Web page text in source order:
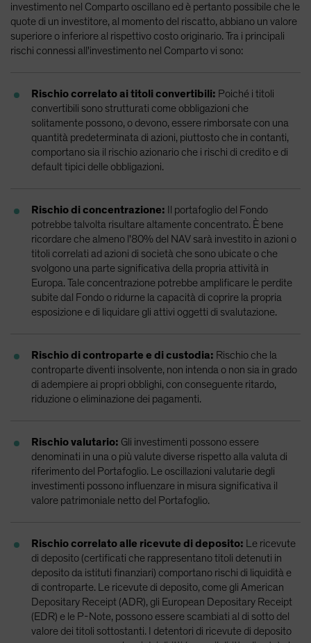
investimento nel Comparto oscillano ed è pertanto possibile che le
quote di un investitore, al momento del riscatto, abbiano un valore
superiore o inferiore al rispettivo costo originario. Tra i principali
rischi connessi all'investimento nel Comparto vi sono:
Rischio correlato ai titoli convertibili: Poiché i titoli
convertibili sono strutturati come obbligazioni che
solitamente possono, o devono, essere rimborsate con una
quantità predeterminata di azioni, piuttosto che in contanti,
comportano sia il rischio azionario che i rischi di credito e di
default tipici delle obbligazioni.
Rischio di concentrazione: Il portafoglio del Fondo
potrebbe talvolta risultare altamente concentrato. È bene
ricordare che almeno l'80% del NAV sarà investito in azioni o
titoli correlati ad azioni di società che sono ubicate o che
svolgono una parte significativa della propria attività in
Europa. Tale concentrazione potrebbe amplificare le perdite
subite dal Fondo o ridurne la capacità di coprire la propria
esposizione e di liquidare gli attivi oggetti di svalutazione.
Rischio di controparte e di custodia: Rischio che la
controparte diventi insolvente, non intenda o non sia in grado
di adempiere ai propri obblighi, con conseguente ritardo,
riduzione o eliminazione dei pagamenti.
Rischio valutario: Gli investimenti possono essere
denominati in una o più valute diverse rispetto alla valuta di
riferimento del Portafoglio. Le oscillazioni valutarie degli
investimenti possono influenzare in misura significativa il
valore patrimoniale netto del Portafoglio.
Rischio correlato alle ricevute di deposito: Le ricevute
di deposito (certificati che rappresentano titoli detenuti in
deposito da istituti finanziari) comportano rischi di liquidità e
di controparte. Le ricevute di deposito, come gli American
Depositary Receipt (ADR), gli European Depositary Receipt
(EDR) e le P-Note, possono essere scambiati al di sotto del
valore dei titoli sottostanti. I detentori di ricevute di deposito